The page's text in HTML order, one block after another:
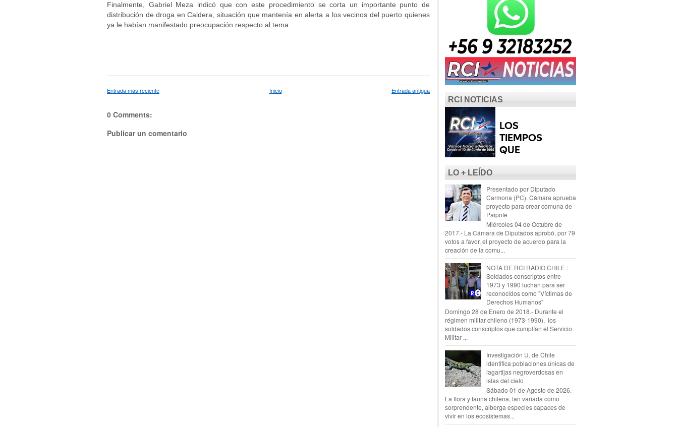
Finalmente, Gabriel Meza indicó que con este procedimiento se corta un importante punto de
distribución de droga en Caldera, situación que mantenía en alerta a los vecinos del puerto quienes
ya le habían manifestado preocupación respecto al tema.
Entrada más reciente Entrada antigua
Inicio
0 Comments:
Publicar un comentario
RCI NOTICIAS
LO + LEÍDO
Presentado por Diputado
Carmona (PC). Cámara aprueba
proyecto para crear comuna de
Paipote
Miércoles 04 de Octubre de
2017.- La Cámara de Diputados aprobó, por 79
votos a favor, el proyecto de acuerdo para la
creación de la comu...
NOTA DE RCI RADIO CHILE :
Soldados conscriptos entre
1973 y 1990 luchan para ser
reconocidos como "Víctimas de
Derechos Humanos"
Domingo 28 de Enero de 2018.- Durante el
régimen militar chileno (1973-1990), los
soldados conscriptos que cumplían el Servicio
Militar ...
Investigación U. de Chile
identifica poblaciones únicas de
lagartijas negroverdosas en
islas del cielo
Sábado 01 de Agosto de 2026.-
La flora y fauna chilena, tan variada como
sorprendente, alberga especies capaces de
vivir en los ecosistemas...